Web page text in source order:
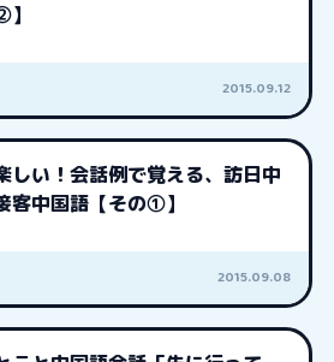
2015.09.12
しい！会話例で覚える、訪日中
客中国語【その①】
2015.09.08